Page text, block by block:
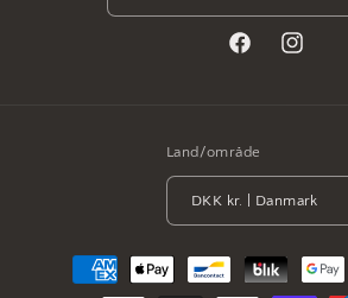
FacebookInstagram
Land/område
DKK kr. | Danmark
Betalingsmetoder